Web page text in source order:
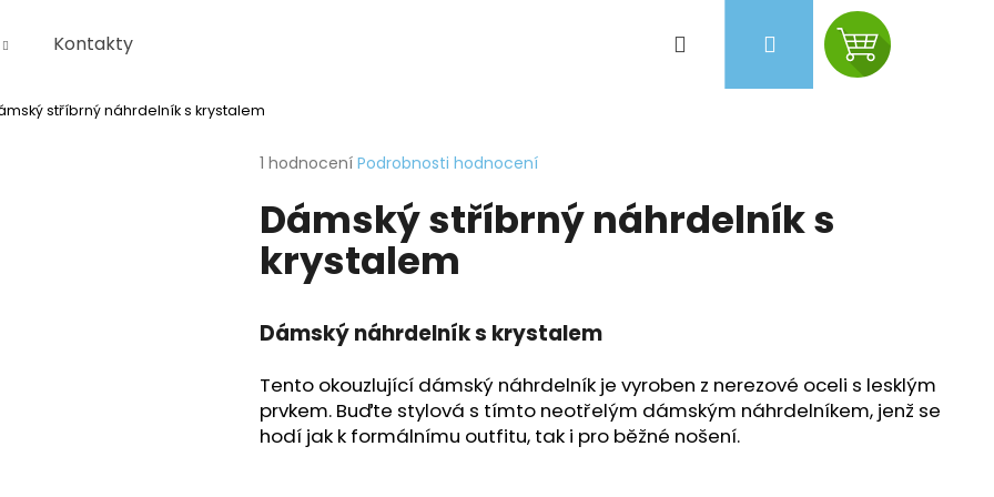
Kontakty PřihlášeníNákupní
stříbrný náhrdelník s krystalem
Průměrné
produktu
je
5,0
1 hodnocení Podrobnosti hodnocení
Dámský stříbrný náhrdelník s
krystalem
Dámský náhrdelník s krystalem
Tento okouzlující dámský náhrdelník je vyroben z nerezové oceli s lesklým
prvkem. Buďte stylová s tímto neotřelým dámským náhrdelníkem, jenž se
hodí jak k formálnímu outfitu, tak i pro běžné nošení.
Co potřebujete najít?
HLEDAT